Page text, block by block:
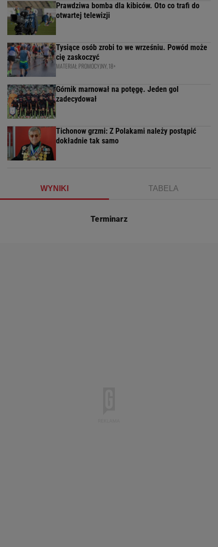
Prawdziwa bomba dla kibiców. Oto co trafi do
otwartej telewizji
Tysiące osób zrobi to we wrześniu. Powód może
cię zaskoczyć
MATERIAŁ PROMOCYJNY, 18+
Górnik marnował na potęgę. Jeden gol
zadecydował
Tichonow grzmi: Z Polakami należy postąpić
dokładnie tak samo
WYNIKI TABELA
Terminarz